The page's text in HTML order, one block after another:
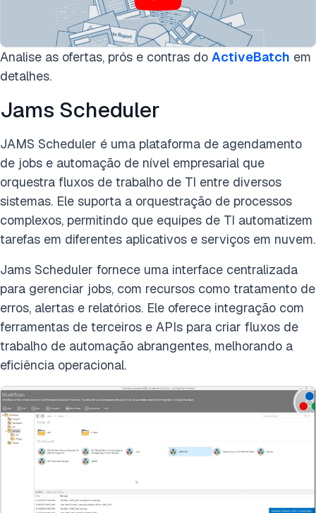
Analise as ofertas, prós e contras do ActiveBatch em
detalhes.
Jams Scheduler
JAMS Scheduler é uma plataforma de agendamento
de jobs e automação de nível empresarial que
orquestra fluxos de trabalho de TI entre diversos
sistemas. Ele suporta a orquestração de processos
complexos, permitindo que equipes de TI automatizem
tarefas em diferentes aplicativos e serviços em nuvem.
Jams Scheduler fornece uma interface centralizada
para gerenciar jobs, com recursos como tratamento de
erros, alertas e relatórios. Ele oferece integração com
ferramentas de terceiros e APIs para criar fluxos de
trabalho de automação abrangentes, melhorando a
eficiência operacional.